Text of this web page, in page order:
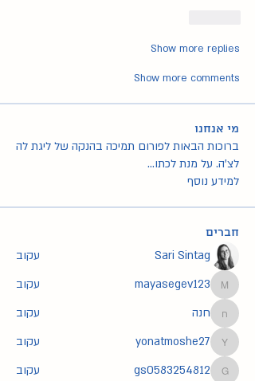
Show more replies
Show more comments
מי אנחנו
ברוכות הבאות לפורום תמיכה בהנקה של ליגת לה
לצ'ה. על מנת לכתו...
למידע נוסף
חברים
Sari Sintag עקוב
mayasegev123
mayasegev123 עקוב
חנהחנה עקוב
yonatmoshe27
yonatmoshe27 עקוב
gs0583254812
gs0583254812 עקוב